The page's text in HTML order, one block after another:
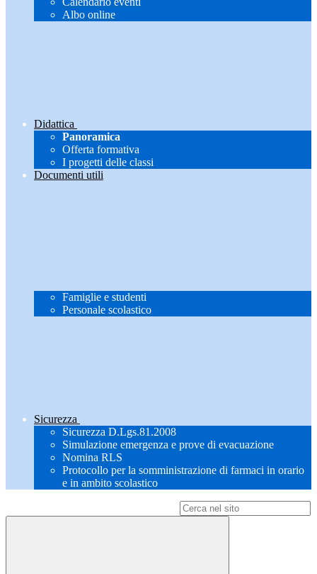
Albo online
Didattica
Panoramica
Offerta formativa
I progetti delle classi
Documenti utili
Famiglie e studenti
Personale scolastico
Sicurezza
Sicurezza D.Lgs.81.2008
Simulazione emergenza e prove di evacuazione
Nomina RLS
Protocollo per la somministrazione di farmaci in orario
e in ambito scolastico